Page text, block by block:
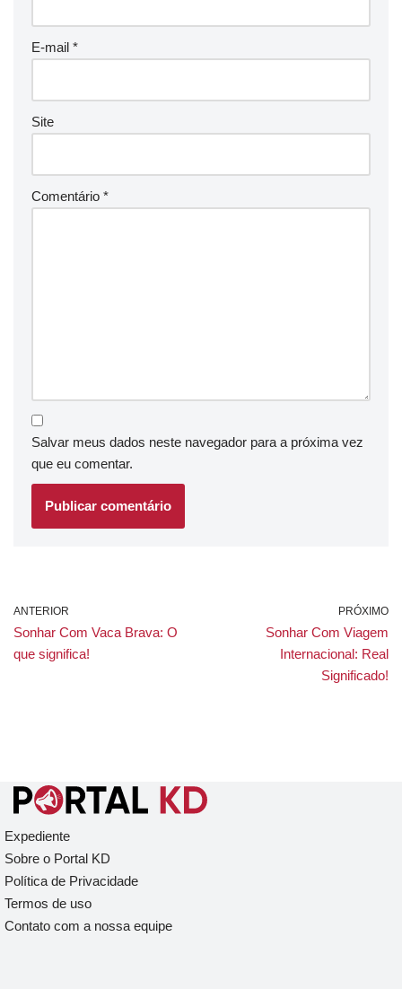
E-mail *
Site
Comentário *
Salvar meus dados neste navegador para a próxima vez
que eu comentar.
ANTERIOR
Sonhar Com Vaca Brava: O
que significa!
PRÓXIMO
Sonhar Com Viagem
Internacional: Real
Significado!
Expediente
Sobre o Portal KD
Política de Privacidade
Termos de uso
Contato com a nossa equipe